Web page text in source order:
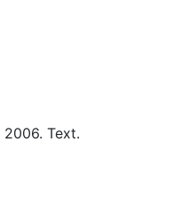
2006. Text.